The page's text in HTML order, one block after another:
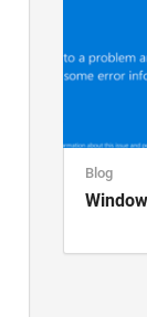
Blog